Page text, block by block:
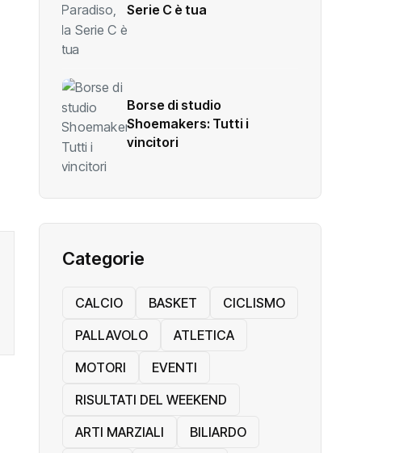
Serie C è tua
Borse di studio
Shoemakers: Tutti i
vincitori
Categorie
CALCIO BASKET
CICLISMO
PALLAVOLO
ATLETICA
MOTORI
EVENTI
RISULTATI DEL WEEKEND
ARTI MARZIALI
BILIARDO